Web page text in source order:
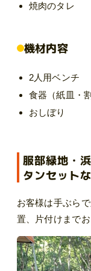
焼肉のタレ
機材内容
2人用ベンチ
食器（紙皿・
おしぼり
服部緑地・
タンセット
お客様は手ぶら
置、片付けまで